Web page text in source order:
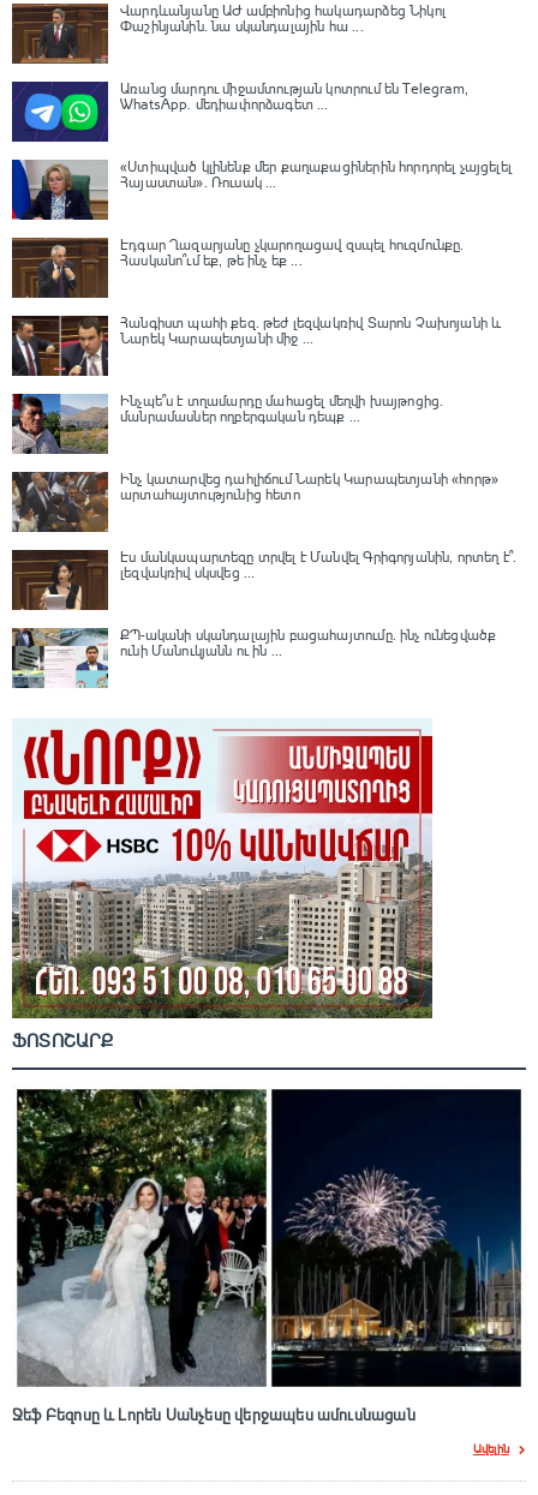
Վարդևանյանը ԱԺ ամբիոնից հակադարձեց Նիկոլ
Փաշինյանին․ նա սկանդալային հա ...
Առանց մարդու միջամտության կոտրում են Telegram,
WhatsApp․ մեդիափորձագետ ...
«Ստիպված կլինենք մեր քաղաքացիներին հորդորել չայցելել
Հայաստան»․ Ռուսակ ...
Էդգար Ղազարյանը չկարողացավ զսպել հուզմունքը.
Հասկանո՞ւմ եք, թե ինչ եք ...
Հանգիստ պահի քեզ. թեժ լեզվակռիվ Տարոն Չախոյանի և
Նարեկ Կարապետյանի միջ ...
Ինչպե՞ս է տղամարդը մահացել մեղվի խայթոցից.
մանրամասներ ողբերգական դեպք ...
Ինչ կատարվեց դահլիճում Նարեկ Կարապետյանի «հորթ»
արտահայտությունից հետո
Էս մանկապարտեզը տրվել է Մանվել Գրիգորյանին, որտեղ է՞․
լեզվակռիվ սկսվեց ...
ՔՊ-ականի սկանդալային բացահայտումը․ ինչ ունեցվածք
ունի Մանուկյանն ու ին ...
ՖՈՏՈՇԱՐՔ
Ջեֆ Բեզոսը և Լորեն Սանչեսը վերջապես ամուսնացան
Ավելին